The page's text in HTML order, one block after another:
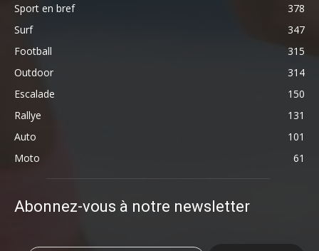
Sport en bref
378
Surf
347
Football
315
Outdoor
314
Escalade
150
Rallye
131
Auto
101
Moto
61
Abonnez-vous à notre newsletter